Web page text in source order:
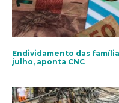
Endividamento das
julho, aponta CNC